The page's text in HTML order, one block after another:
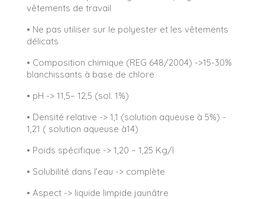
vêtements de travail
• Ne pas utiliser sur le polyester et les vêtements
délicats
• Composition chimique (REG 648/2004) ->15-30%
blanchissants à base de chlore
• pH -> 11,5– 12,5 (sol. 1%)
• Densité relative -> 1,1 (solution aqueuse à 5%) -
1,21 ( solution aqueuse à14)
• Poids spécifique -> 1,20 – 1,25 Kg/l
• Solubilité dans l’eau -> complète
• Aspect -> liquide limpide jaunâtre